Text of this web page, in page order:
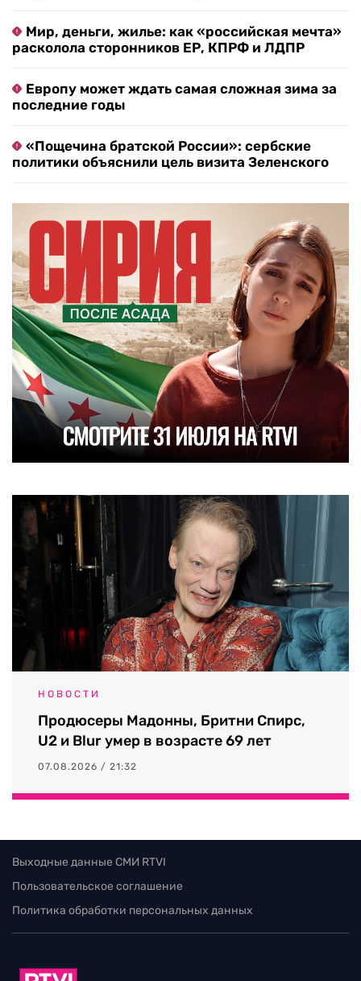
Мир, деньги, жилье: как «российская мечта»
расколола сторонников ЕР, КПРФ и ЛДПР
Европу может ждать самая сложная зима за
последние годы
«Пощечина братской России»: сербские
политики объяснили цель визита Зеленского
НОВОСТИ
Продюсеры Мадонны, Бритни Спирс,
U2 и Blur умер в возрасте 69 лет
07.08.2026 / 21:32
Выходные данные СМИ RTVI
Пользовательское соглашение
Политика обработки персональных данных